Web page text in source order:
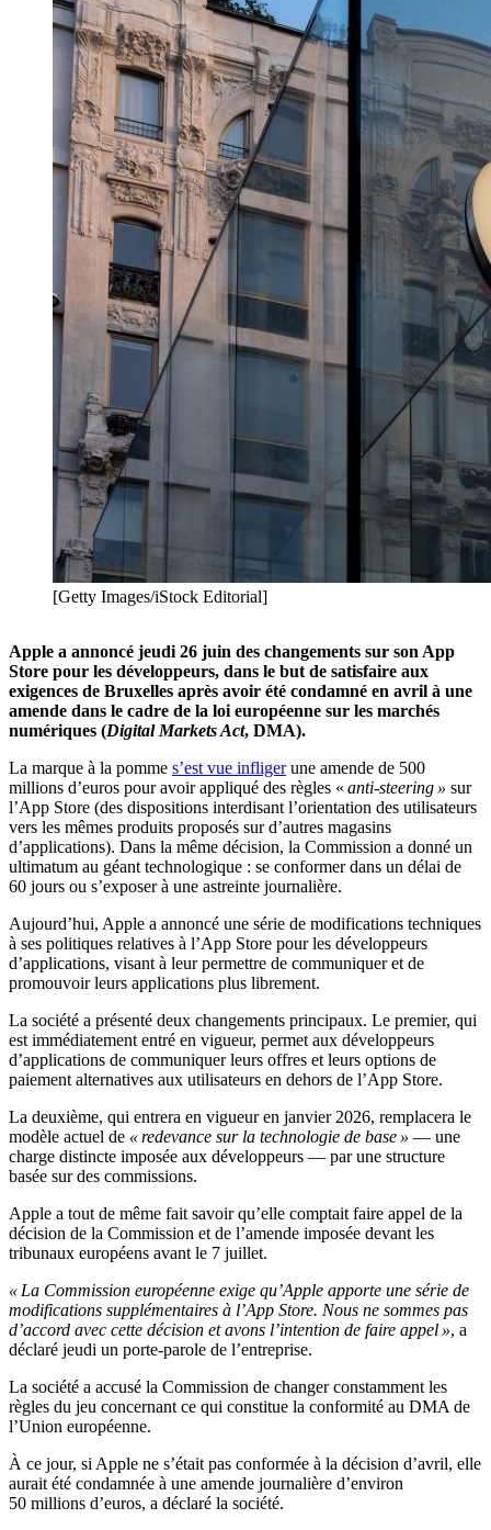
[Getty Images/iStock Editorial]
Apple a annoncé jeudi 26 juin des changements sur son App
Store pour les développeurs, dans le but de satisfaire aux
exigences de Bruxelles après avoir été condamné en avril à une
amende dans le cadre de la loi européenne sur les marchés
numériques (Digital Markets Act, DMA).
La marque à la pomme s’est vue infligerune amende de 500
millions d’euros pour avoir appliqué des règles « anti-steering » sur
l’App Store (des dispositions interdisant l’orientation des utilisateurs
vers les mêmes produits proposés sur d’autres magasins
d’applications). Dans la même décision, la Commission a donné un
ultimatum au géant technologique : se conformer dans un délai de
60 jours ou s’exposer à une astreinte journalière.
Aujourd’hui, Apple a annoncé une série de modifications techniques
à ses politiques relatives à l’App Store pour les développeurs
d’applications, visant à leur permettre de communiquer et de
promouvoir leurs applications plus librement.
La société a présenté deux changements principaux. Le premier, qui
est immédiatement entré en vigueur, permet aux développeurs
d’applications de communiquer leurs offres et leurs options de
paiement alternatives aux utilisateurs en dehors de l’App Store.
La deuxième, qui entrera en vigueur en janvier 2026, remplacera le
modèle actuel de « redevance sur la technologie de base » — une
charge distincte imposée aux développeurs — par une structure
basée sur des commissions.
Apple a tout de même fait savoir qu’elle comptait faire appel de la
décision de la Commission et de l’amende imposée devant les
tribunaux européens avant le 7 juillet.
« La Commission européenne exige qu’Apple apporte une série de
modifications supplémentaires à l’App Store. Nous ne sommes pas
d’accord avec cette décision et avons l’intention de faire appel », a
déclaré jeudi un porte-parole de l’entreprise.
La société a accusé la Commission de changer constamment les
règles du jeu concernant ce qui constitue la conformité au DMA de
l’Union européenne.
À ce jour, si Apple ne s’était pas conformée à la décision d’avril, elle
aurait été condamnée à une amende journalière d’environ
50 millions d’euros, a déclaré la société.